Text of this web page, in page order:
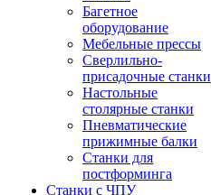
Багетное
оборудование
Мебельные прессы
Сверлильно-
присадочные станки
Настольные
столярные станки
Пневматические
прижимные балки
Станки для
постформинга
Станки с ЧПУ